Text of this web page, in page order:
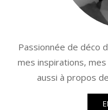
Passionnée de déco
mes inspirations,
aussi à propos